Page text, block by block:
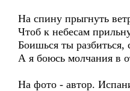
На спину прыгнуть
Чтоб к небесам
Боишься ты разбиться,
А я боюсь молчания в
На фото - автор.